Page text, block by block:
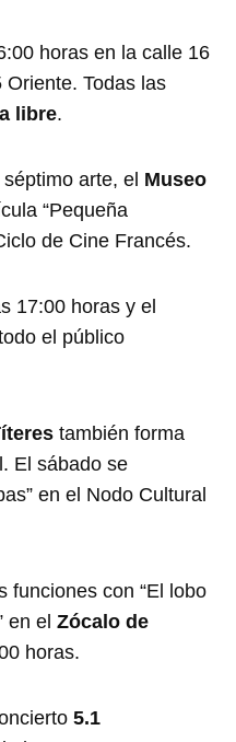
horas en la calle 16
Todas las
libre.
arte, el Museo
“Pequeña
de Cine Francés.
17:00 horas y el
el público
también forma
El sábado se
en el Nodo Cultural
funciones con “El lobo
en elZócalo de
horas.
5.1